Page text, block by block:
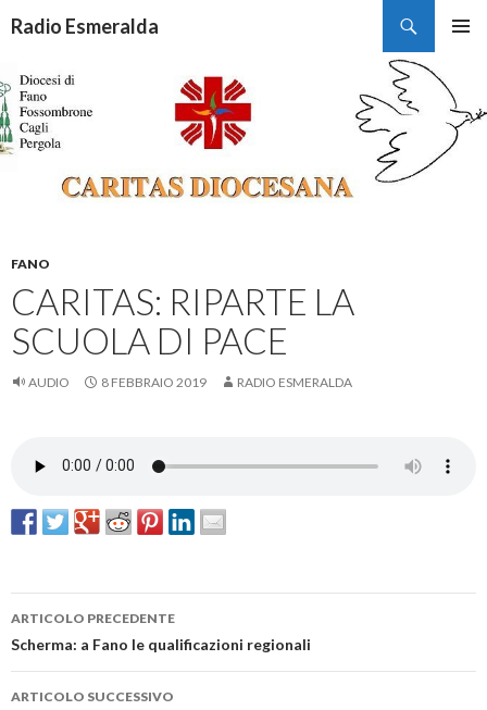
Radio Esmeralda
CONTENUTO
FANO
CARITAS: RIPARTE LA
SCUOLA DI PACE
AUDIO 8 FEBBRAIO 2019 RADIO ESMERALDA
Navigazione
articolo
ARTICOLO PRECEDENTE
Scherma: a Fano le qualificazioni regionali
ARTICOLO SUCCESSIVO